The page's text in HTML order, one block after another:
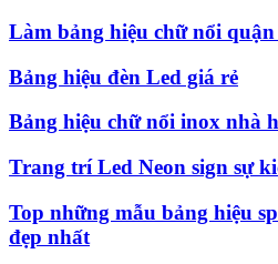
Làm bảng hiệu chữ nổi
Bảng hiệu đèn Led giá rẻ
Bảng hiệu chữ nổi inox nhà
Trang trí Led Neon sign sự
Top những mẫu bảng hiệu
đẹp nhất